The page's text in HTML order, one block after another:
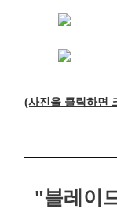
(사진을 클릭하면
"블레이